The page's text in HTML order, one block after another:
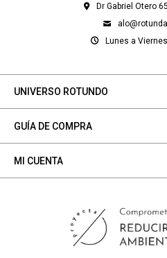
Dr Gabriel Otero
Lunes a
UNIVERSO ROTUNDO
GUÍA DE COMPRA
MI CUENTA